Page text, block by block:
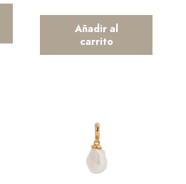
Añadir al
carrito